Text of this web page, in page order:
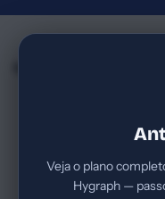
Veja o plano
Hygraph —
Empresa SaaS de BI/open
embutidos para apps;
modelo de negócio com